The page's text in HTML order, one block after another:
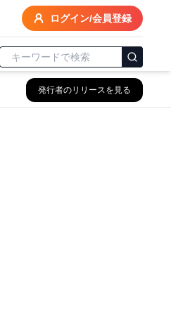
ログイン/会員登録
発行者のリリースを見る